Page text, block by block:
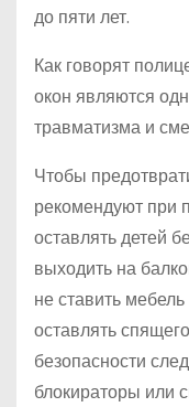
до пяти лет.
Как говорят
окон являются
травматизма и
Чтобы
рекомендуют при
оставлять детей
выходить на
не ставить
оставлять
безопасности
блокираторы или